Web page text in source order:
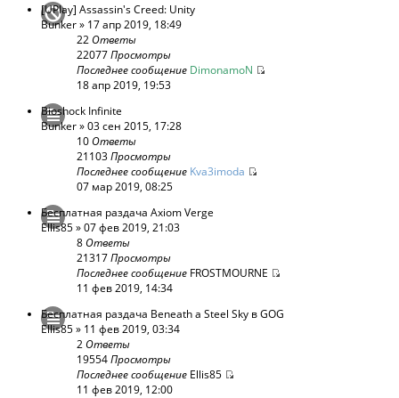
[UPlay] Assassin's Creed: Unity
Bunker» 17 апр 2019, 18:49
22Ответы
22077Просмотры
Последнее сообщение DimonamoN
18 апр 2019, 19:53
Bioshock Infinite
Bunker» 03 сен 2015, 17:28
10Ответы
21103Просмотры
Последнее сообщение Kva3imoda
07 мар 2019, 08:25
Бесплатная раздача Axiom Verge
Ellis85» 07 фев 2019, 21:03
8Ответы
21317Просмотры
Последнее сообщение FROSTMOURNE
11 фев 2019, 14:34
Бесплатная раздача Beneath a Steel Sky в GOG
Ellis85» 11 фев 2019, 03:34
2Ответы
19554Просмотры
Последнее сообщение Ellis85
11 фев 2019, 12:00